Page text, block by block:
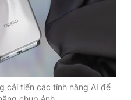
cải tiến các tính năng AI để